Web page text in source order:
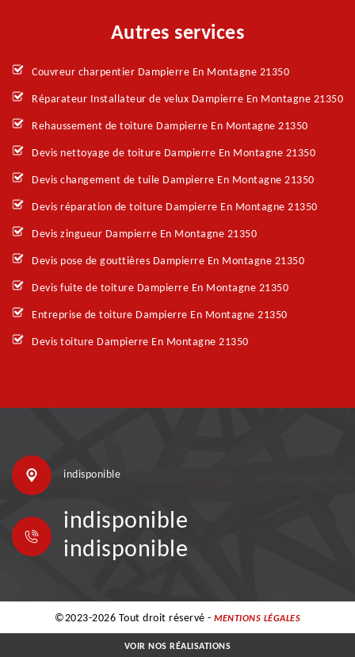
Autres services
Couvreur charpentier Dampierre En Montagne 21350
Réparateur Installateur de velux Dampierre En Montagne 21350
Rehaussement de toiture Dampierre En Montagne 21350
Devis nettoyage de toiture Dampierre En Montagne 21350
Devis changement de tuile Dampierre En Montagne 21350
Devis réparation de toiture Dampierre En Montagne 21350
Devis zingueur Dampierre En Montagne 21350
Devis pose de gouttières Dampierre En Montagne 21350
Devis fuite de toiture Dampierre En Montagne 21350
Entreprise de toiture Dampierre En Montagne 21350
Devis toiture Dampierre En Montagne 21350
indisponible
indisponible
indisponible
©2023-2026 Tout droit réservé - MENTIONS LÉGALES
VOIR NOS RÉALISATIONS